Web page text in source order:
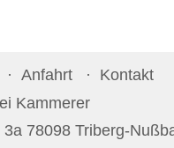
Anfahrt
Kontakt
Kammerer
78098 Triberg-